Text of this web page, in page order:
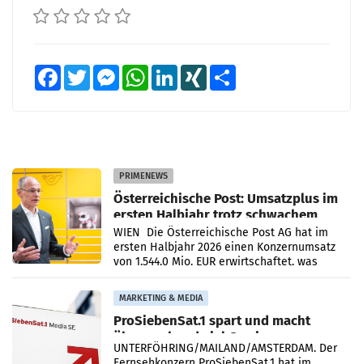
FacebookTwitter MessengerWhatsAppLinkedInXING
PRIMENEWS
Österreichische Post: Umsatzplus im
ersten Halbjahr trotz schwachem
Briefgeschäft
WIEN Die Österreichische Post AG hat im
ersten Halbjahr 2026 einen Konzernumsatz
von 1.544,0 Mio. EUR erwirtschaftet, was
einem Plus von 3,8 Prozent gegenüber dem
Vergleichszeitraum
MARKETING & MEDIA
ProSiebenSat.1 spart und macht
überraschend viel Gewinn
UNTERFÖHRING/MAILAND/AMSTERDAM. Der